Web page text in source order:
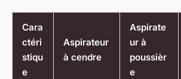
Cara
ctéri
stiqu
e
Aspirateur
à cendre
Aspirate
ur à
poussièr
e